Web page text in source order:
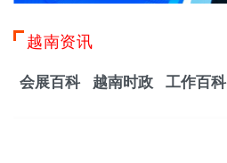
越南资讯
会展百科 越南时政 工作百科